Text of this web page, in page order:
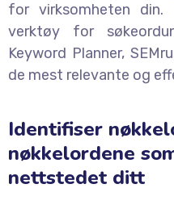
for virksomheten
verktøy for
Keyword Planner,
de mest relevante og
Identifiser
nøkkelordene
nettstedet ditt